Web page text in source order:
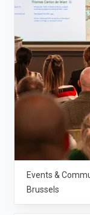
Events &
Brussels